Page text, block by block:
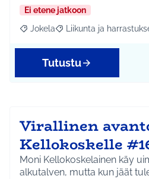
Ei etene jatkoon
Rajaa tulokset aihepiirin mukaan:
Jokela Rajaa tulokset teeman
Liikunta ja
Tutustu
Virallinen
Kellokoskelle
Moni Kellokoskelainen käy
alkutalven, mutta kun jäät